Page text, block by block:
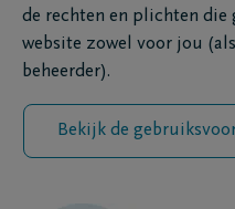
de rechten en plichten die
website zowel voor jou
beheerder).
Bekijk de